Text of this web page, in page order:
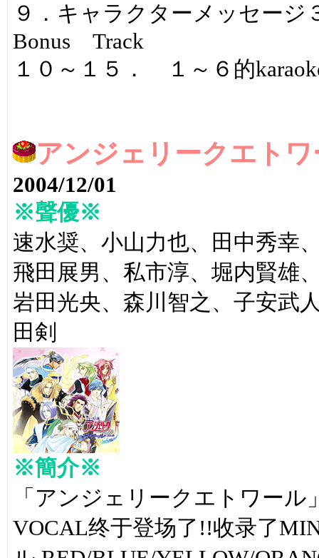
９．キャラクターメッセー
Bonus Track
１０～１５． １～６的
アンジェリークエト
2004/12/01
※聲優※
速水奨、小山力也、田中秀幸
飛田展男、私市淳、堀内賢雄
岩田光央、森川智之、子安武
田剣
※簡介※
「アンジェリークエトワー
VOCAL终于登场了!!收录了